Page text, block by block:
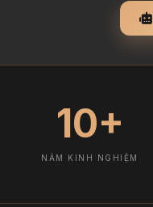
10+
NĂM KINH NGHIỆM